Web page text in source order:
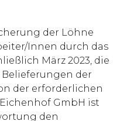
der Löhne
Innen durch das
März 2023, die
der
der erforderlichen
GmbH ist
den